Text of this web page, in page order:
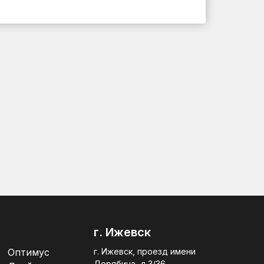
Оптимус
г. Ижевск
г. Ижевск, проезд имени